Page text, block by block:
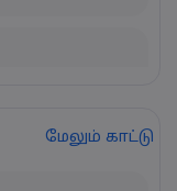
மேலும் காட்டு